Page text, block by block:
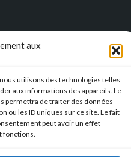
aux
utilisons des technologies telles
aux informations des appareils. Le
permettra de traiter des données
ou les ID uniques sur ce site. Le fait
peut avoir un effet
fonctions.
de l’été pour construire vos